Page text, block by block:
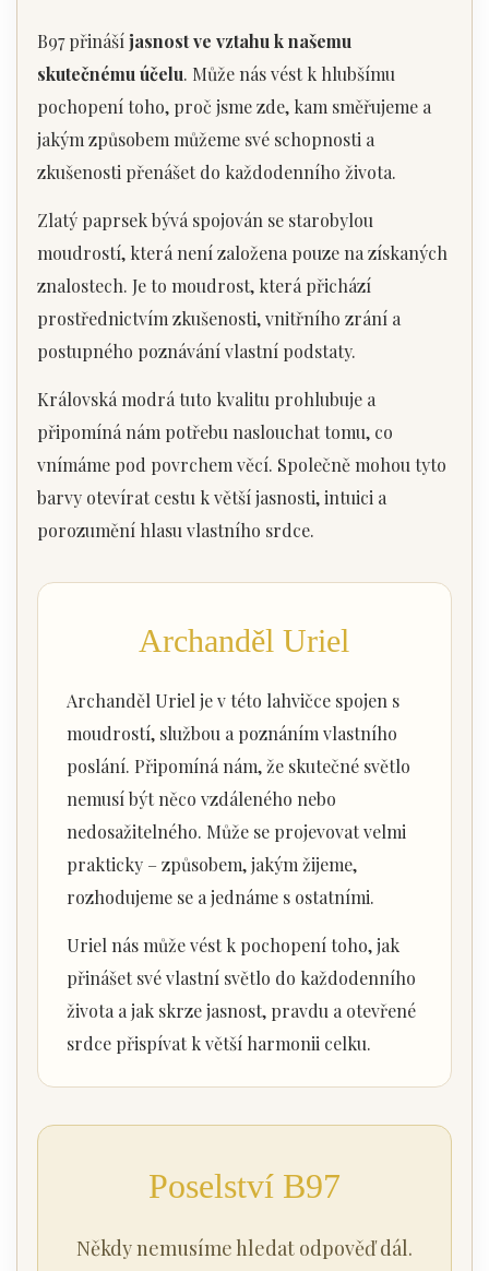
B97 přinášíjasnost ve vztahu k našemu
skutečnému účelu. Může nás vést k hlubšímu
pochopení toho, proč jsme zde, kam směřujeme a
jakým způsobem můžeme své schopnosti a
zkušenosti přenášet do každodenního života.
Zlatý paprsek bývá spojován se starobylou
moudrostí, která není založena pouze na získaných
znalostech. Je to moudrost, která přichází
prostřednictvím zkušenosti, vnitřního zrání a
postupného poznávání vlastní podstaty.
Královská modrá tuto kvalitu prohlubuje a
připomíná nám potřebu naslouchat tomu, co
vnímáme pod povrchem věcí. Společně mohou tyto
barvy otevírat cestu k větší jasnosti, intuici a
porozumění hlasu vlastního srdce.
Archanděl Uriel
Archanděl Uriel je v této lahvičce spojen s
moudrostí, službou a poznáním vlastního
poslání. Připomíná nám, že skutečné světlo
nemusí být něco vzdáleného nebo
nedosažitelného. Může se projevovat velmi
prakticky – způsobem, jakým žijeme,
rozhodujeme se a jednáme s ostatními.
Uriel nás může vést k pochopení toho, jak
přinášet své vlastní světlo do každodenního
života a jak skrze jasnost, pravdu a otevřené
srdce přispívat k větší harmonii celku.
Poselství B97
Někdy nemusíme hledat odpověď dál.